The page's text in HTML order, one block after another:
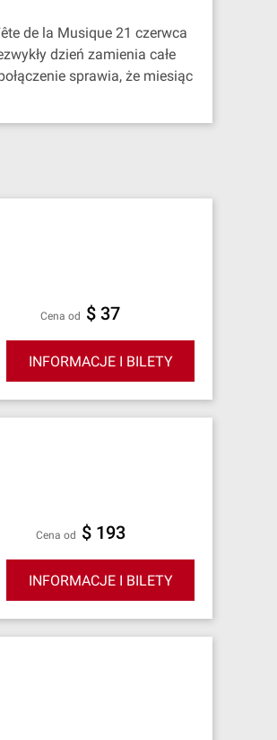
de la Musique 21 czerwca
dzień zamienia całe
sprawia, że miesiąc
cena od $ 37
INFORMACJE I BILETY
cena od $ 193
INFORMACJE I BILETY